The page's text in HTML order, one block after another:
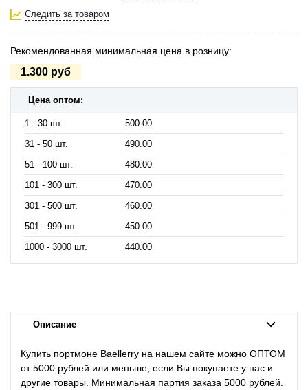
Следить за товаром
Рекомендованная минимальная цена в розницу:
1.300 руб
Цена оптом:
1 - 30 шт.
500.00
31 - 50 шт.
490.00
51 - 100 шт.
480.00
101 - 300 шт.
470.00
301 - 500 шт.
460.00
501 - 999 шт.
450.00
1000 - 3000 шт.
440.00
Описание
Купить портмоне Baellerry на нашем сайте можно ОПТОМ
от 5000 рублей или меньше, если Вы покупаете у нас и
другие товары. Минимальная партия заказа 5000 рублей.